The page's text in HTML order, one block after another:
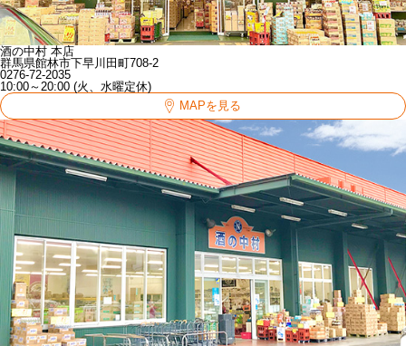
酒の中村 本店
群馬県館林市下早川田町708-2
0276-72-2035
10:00～20:00 (火、水曜定休)
MAPを見る